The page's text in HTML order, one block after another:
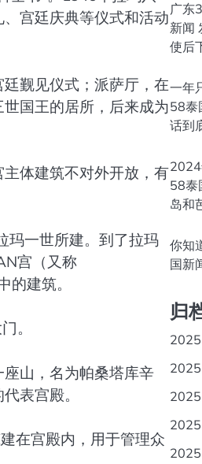
宫廷庆典等仪式和活动
觐见仪式；派萨厅，在
国王的居所，后来成为
体建筑不对外开放，有
玛一世所建。到了拉玛
宫（又称
建筑。
。
山，名为帕桑塔库辛
表宫殿。
在宫殿内，用于管理众
广东
新闻
使后
一年
58泰
话到
2024
58泰
岛和
你知
国新
归
2025
2025
2025
2025
2025